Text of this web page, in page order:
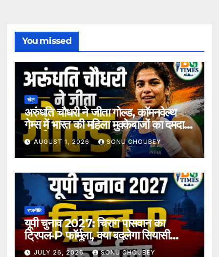
You missed
खेल
अरुंधति चौधरी ने जीता गोल्ड, कॉमनवेल्थ
गेम्स में भारत की महिला मुक्केबाजों का दमदार
प्रदर्शन
AUGUST 1, 2026 SONU CHOUBEY
राजनीति
यूपी चुनाव 2027: चिराग पासवान का
ट्रिपल-P फॉर्मूला, क्या बदलेगा सियासी
समीकरण?
JULY 26, 2026 SONU CHOUBEY